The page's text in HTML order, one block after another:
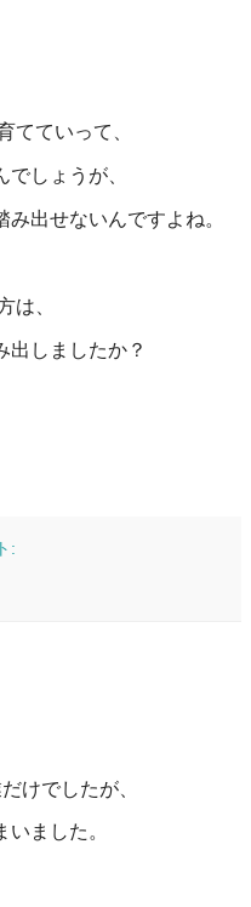
てていって、
しょうが、
出せないんですよね。
は、
出しましたか？
:
けでしたが、
ました。